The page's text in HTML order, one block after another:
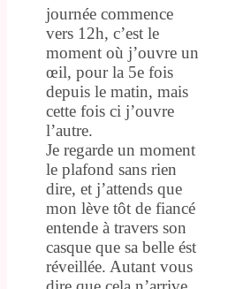
journée commence
vers 12h, c’est le
moment où j’ouvre un
œil, pour la 5e fois
depuis le matin, mais
cette fois ci j’ouvre
l’autre.
Je regarde un moment
le plafond sans rien
dire, et j’attends que
mon lève tôt de fiancé
entende à travers son
casque que sa belle ést
réveillée. Autant vous